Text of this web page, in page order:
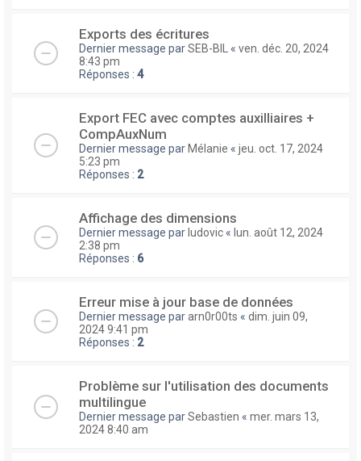
Exports des écritures
Dernier message parSEB-BIL « ven. déc. 20, 2024
8:43 pm
Réponses : 4
Export FEC avec comptes auxilliaires +
CompAuxNum
Dernier message par Mélanie « jeu. oct. 17, 2024
5:23 pm
Réponses : 2
Affichage des dimensions
Dernier message par ludovic « lun. août 12, 2024
2:38 pm
Réponses : 6
Erreur mise à jour base de données
Dernier message pararn0r00ts « dim. juin 09,
2024 9:41 pm
Réponses : 2
Problème sur l'utilisation des documents
multilingue
Dernier message parSebastien « mer. mars 13,
2024 8:40 am